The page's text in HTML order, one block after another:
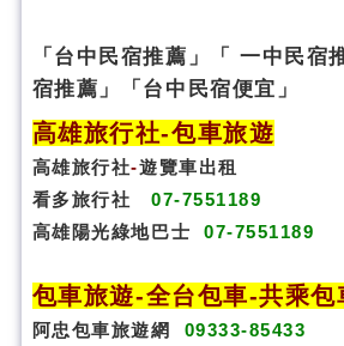
「台 中民宿推薦」「 一中民宿
宿推薦」「台中民宿便宜」
高雄旅行社-包車旅遊
高雄旅行社-遊覽車出租
看多旅行社
07-7551189
高雄陽光綠地巴士
07-7551189
包車旅遊-全台包車-共乘包
阿忠包車旅遊網
09333-85433